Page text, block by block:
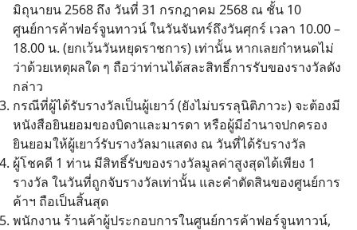
มิถุนายน 2568 ถึง วันที่ 31 กรกฎาคม 2568 ณ ชั้น 10
ศูนย์การค้าฟอร์จูนทาวน์ ในวันจันทร์ถึงวันศุกร์ เวลา 10.00 –
18.00 น. (ยกเว้นวันหยุดราชการ) เท่านั้น หากเลยกำหนดไม่
ว่าด้วยเหตุผลใด ๆ ถือว่าท่านได้สละสิทธิ์การรับของรางวัลดัง
กล่าว
กรณีที่ผู้ได้รับรางวัลเป็นผู้เยาว์ (ยังไม่บรรลุนิติภาวะ) จะต้องมี
หนังสือยินยอมของบิดาและมารดา หรือผู้มีอำนาจปกครอง
ยินยอมให้ผู้เยาว์รับรางวัลมาแสดง ณ วันที่ได้รับรางวัล
ผู้โชคดี 1 ท่าน มีสิทธิ์รับของรางวัลมูลค่าสูงสุดได้เพียง 1
รางวัล ในวันที่ถูกจับรางวัลเท่านั้น และคําตัดสินของศูนย์การ
ค้าฯ ถือเป็นสิ้นสุด
พนักงาน ร้านค้าผู้ประกอบการในศูนย์การค้าฟอร์จูนทาวน์,